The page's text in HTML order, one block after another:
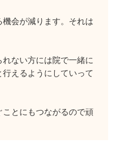
会が減ります。それは
ない方には院で一緒に
えるようにしていって
とにもつながるので頑